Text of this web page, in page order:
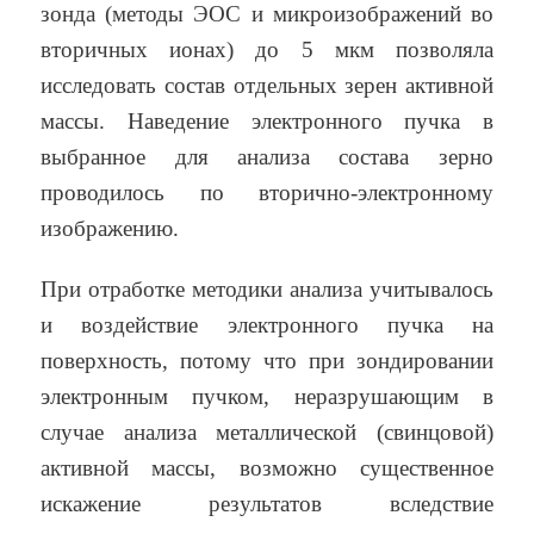
зонда (методы ЭОС и микроизображений во
вторичных ионах) до 5 мкм позволяла
исследовать состав отдельных зерен активной
массы. Наведение электронного пучка в
выбранное для анализа состава зерно
проводилось по вторично-электронному
изображению.
При отработке методики анализа учитывалось
и воздействие электронного пучка на
поверхность, потому что при зондировании
электронным пучком, неразрушающим в
случае анализа металлической (свинцовой)
активной массы, возможно существенное
искажение результатов вследствие